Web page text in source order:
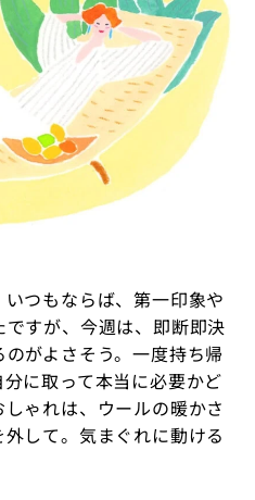
つもならば、第一印象や
すが、今週は、即断即決
がよさそう。一度持ち帰
に取って本当に必要かど
ゃれは、ウールの暖かさ
して。気まぐれに動ける